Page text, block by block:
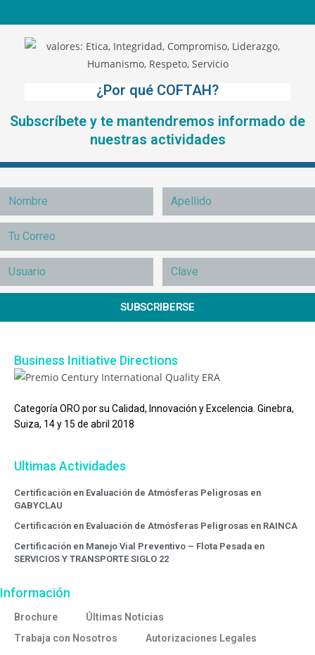
¿Por qué COFTAH?
Subscríbete y te mantendremos informado de
nuestras actividades
SUBSCRIBERSE
Business Initiative Directions
Categoría ORO por su Calidad, Innovación y Excelencia. Ginebra,
Suiza, 14 y 15 de abril 2018
Ultimas Actividades
Certificación en Evaluación de Atmósferas Peligrosas en
GABYCLAU
Certificación en Evaluación de Atmósferas Peligrosas en RAINCA
Certificación en Manejo Vial Preventivo – Flota Pesada en
SERVICIOS Y TRANSPORTE SIGLO 22
Información
Brochure
Últimas Noticias
Trabaja con Nosotros
Autorizaciones Legales